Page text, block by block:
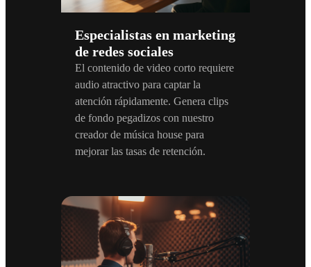
Especialistas en marketing
de redes sociales
El contenido de video corto requiere
audio atractivo para captar la
atención rápidamente. Genera clips
de fondo pegadizos con nuestro
creador de música house para
mejorar las tasas de retención.